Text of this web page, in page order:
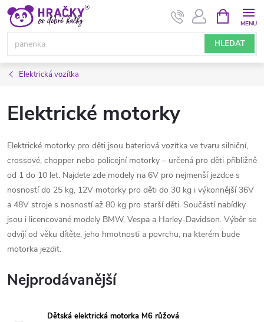
Přejít
obsah
HLEDAT
NÁKUPNÍ
KOŠÍK
Elektrická vozítka
Elektrické motorky
Elektrické motorky pro děti jsou bateriová vozítka ve tvaru silniční,
crossové, chopper nebo policejní motorky – určená pro děti přibližně
od 1 do 10 let. Najdete zde modely na 6V pro nejmenší jezdce s
nosností do 25 kg, 12V motorky pro děti do 30 kg i výkonnější 36V
a 48V stroje s nosností až 80 kg pro starší děti. Součástí nabídky
jsou i licencované modely BMW, Vespa a Harley-Davidson. Výběr se
odvíjí od věku dítěte, jeho hmotnosti a povrchu, na kterém bude
motorka jezdit.
Nejprodávanější
Dětská elektrická motorka M6 růžová